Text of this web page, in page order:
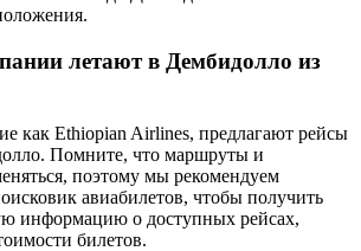
летают в Дембидолло из
как Ethiopian Airlines, предлагают рейсы
Помните, что маршруты и
поэтому мы рекомендуем
авиабилетов, чтобы получить
информацию о доступных рейсах,
билетов.